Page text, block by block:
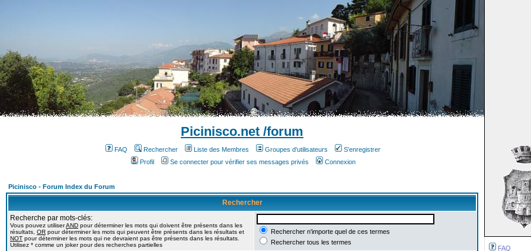
FAQ
Picinisco.net /forum
FAQ Rechercher Liste des Membres Groupes d'utilisateurs
S'enregistrer
Profil
Se connecter pour vérifier ses messages privés Connexion
Picinisco - Forum Index du Forum
Rechercher
Recherche par mots-clés:
Vous pouvez utiliserAND pour déterminer les mots qui doivent être présents dans les
résultats, OR pour déterminer les mots qui peuvent être présents dans les résultats et
NOT pour déterminer les mots qui ne devraient pas être présents dans les résultats.
Utilisez * comme un joker pour des recherches partielles
Rechercher n'importe quel de ces termes
Rechercher tous les termes